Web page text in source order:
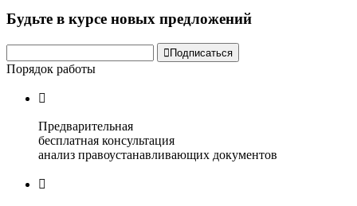
Будьте в курсе новых предложений
 Подписаться
Порядок работы

Предварительная
бесплатная консультация
анализ правоустанавливающих документов
